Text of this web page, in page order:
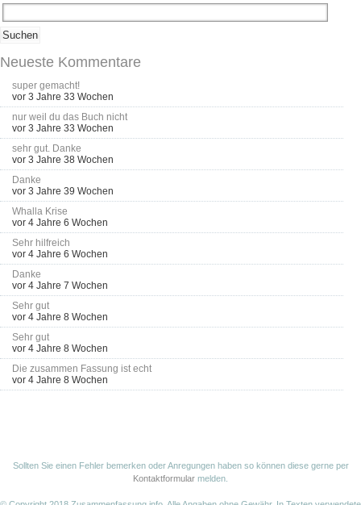
Neueste Kommentare
super gemacht!
vor 3 Jahre 33 Wochen
nur weil du das Buch nicht
vor 3 Jahre 33 Wochen
sehr gut. Danke
vor 3 Jahre 38 Wochen
Danke
vor 3 Jahre 39 Wochen
Whalla Krise
vor 4 Jahre 6 Wochen
Sehr hilfreich
vor 4 Jahre 6 Wochen
Danke
vor 4 Jahre 7 Wochen
Sehr gut
vor 4 Jahre 8 Wochen
Sehr gut
vor 4 Jahre 8 Wochen
Die zusammen Fassung ist echt
vor 4 Jahre 8 Wochen
Sollten Sie einen Fehler bemerken oder Anregungen haben so können diese gerne per
Kontaktformular melden.